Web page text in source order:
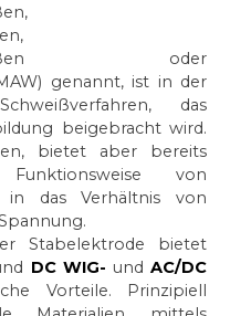
oder
genannt, ist in der
das
beigebracht wird.
bietet aber bereits
von
in das Verhältnis von
Stabelektrode bietet
DC WIG- undAC/DC
Vorteile. Prinzipiell